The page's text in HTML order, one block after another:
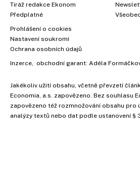
Tiráž redakce Ekonom
Předplatné
Prohlášení o cookies
Nastavení soukromí
Ochrana osobních údajů
Inzerce , obchodní garant: Adéla
Jakékoliv užití obsahu, včetně převzetí
Economia, a.s. zapovězeno. Bez souhlasu
zapovězeno též rozmnožování obsahu pro
analýzy textů nebo dat podle ustanovení §